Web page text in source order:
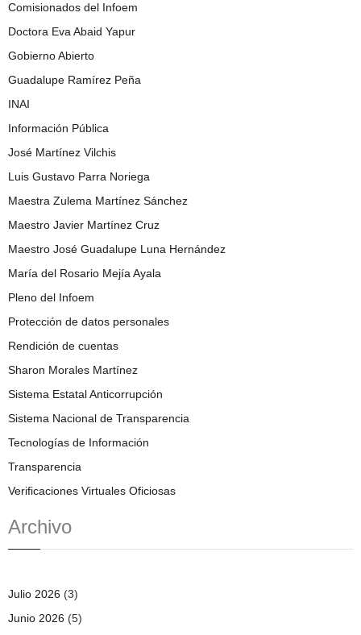
Comisionados del Infoem
Doctora Eva Abaid Yapur
Gobierno Abierto
Guadalupe Ramírez Peña
INAI
Información Pública
José Martínez Vilchis
Luis Gustavo Parra Noriega
Maestra Zulema Martínez Sánchez
Maestro Javier Martínez Cruz
Maestro José Guadalupe Luna Hernández
María del Rosario Mejía Ayala
Pleno del Infoem
Protección de datos personales
Rendición de cuentas
Sharon Morales Martínez
Sistema Estatal Anticorrupción
Sistema Nacional de Transparencia
Tecnologías de Información
Transparencia
Verificaciones Virtuales Oficiosas
Archivo
Julio 2026 (3)
Junio 2026 (5)